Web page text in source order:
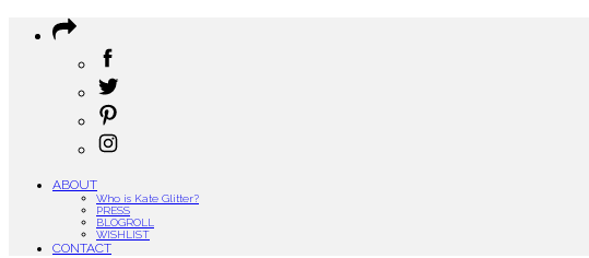
ABOUT
Who is Kate Glitter?
PRESS
BLOGROLL
WISHLIST
CONTACT